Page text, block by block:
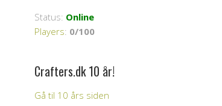
Status: Online
Players: 0/100
Crafters.dk 10 år!
Gå til 10 års siden